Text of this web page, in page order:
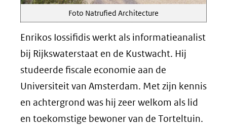
Foto Natrufied Architecture
Enrikos Iossifidis werkt als informatieanalist
bij Rijkswaterstaat en de Kustwacht. Hij
studeerde fiscale economie aan de
Universiteit van Amsterdam. Met zijn kennis
en achtergrond was hij zeer welkom als lid
en toekomstige bewoner van de Torteltuin.